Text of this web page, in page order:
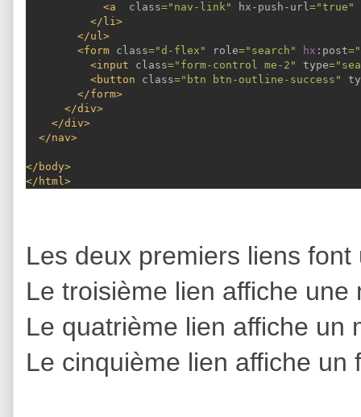
            <a
class="nav-link" hx-push-url="true"
          </li>
        </ul>
        <form
class="d-flex" role="search" hx :post
          <input
class="form-control me-2" type
          <button
class="btn btn-outline-success"
        </form>
      </div>
    </div>
  </nav>
</body>
</html>
Les deux premiers liens
Le troisième lien affiche une
Le quatrième lien affiche un
Le cinquième lien affiche un